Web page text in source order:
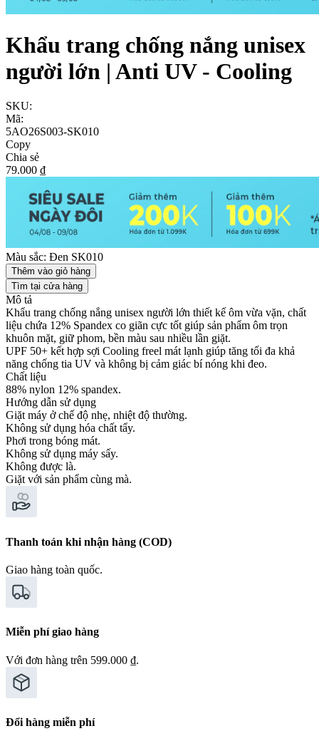
Khẩu trang chống nắng unisex
người lớn | Anti UV - Cooling
SKU:
Mã:
5AO26S003-SK010
Copy
Chia sẻ
79.000 ₫
Màu sắc: Đen SK010
Thêm vào giỏ hàng
Tìm tại cửa hàng
Mô tả
Khẩu trang chống nắng unisex người lớn thiết kế ôm vừa vặn, chất
liệu chứa 12% Spandex co giãn cực tốt giúp sản phẩm ôm trọn
khuôn mặt, giữ phom, bền màu sau nhiều lần giặt.
UPF 50+ kết hợp sợi Cooling freel mát lạnh giúp tăng tối đa khả
năng chống tia UV và không bị cảm giác bí nóng khi đeo.
Chất liệu
88% nylon 12% spandex.
Hướng dẫn sử dụng
Giặt máy ở chế độ nhẹ, nhiệt độ thường.
Không sử dụng hóa chất tẩy.
Phơi trong bóng mát.
Không sử dụng máy sấy.
Không được là.
Giặt với sản phẩm cùng mà.
Thanh toán khi nhận hàng (COD)
Giao hàng toàn quốc.
Miễn phí giao hàng
Với đơn hàng trên 599.000 ₫.
Đổi hàng miễn phí